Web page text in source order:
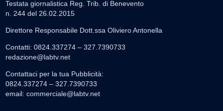
Testata giornalistica Reg. Trib. di Benevento
n. 244 del 26.02.2015
Direttore Responsabile Dott.ssa Oliviero Antonella
Contatti: 0824.337274 – 327.7390733
redazione@labtv.net
Contattaci per la tua Pubblicità:
0824.337274 – 327.7390733
email: commerciale@labtv.net